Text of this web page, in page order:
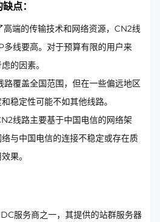
点：
高端的传输技术和网络资源，CN2线
线要高。对于预算有限的用户来
的因素。
路覆盖全国范围，但在一些偏远地区
稳定性可能不如其他线路。
线路主要基于中国电信的网络架
与中国电信的连接不稳定或存在质
果。
服务商之一，其提供的站群服务器